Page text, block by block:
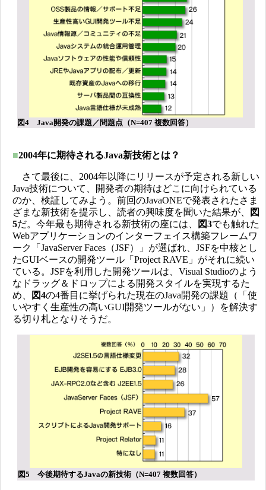
図4 Java開発の課題／問題点（N=407 複数回答）
■2004年に期待されるJava新技術とは？
さて最後に、2004年以降にリリースが予定される新しい
Java技術について、開発者の期待はどこに向けられている
のか、検証してみよう。前回のJavaONEで発表されたさま
ざまな新技術を提示し、読者の興味度を聞いた結果が、
図
5だ。今年最も期待される新技術の座には、 図3でも触れた
Webアプリケーションのインターフェイス構築フレームワ
ーク「JavaServer Faces（JSF）」が選ばれ、JSFを中核とし
たGUIベースの開発ツール「Project RAVE」がそれに続い
ている。JSFを利用した開発ツールは、Visual Studioのよう
なドラッグ＆ドロップによる開発スタイルを実現するた
め、
図4の4番目に挙げられた現在のJava開発の課題（「使
いやすく生産性の高いGUI開発ツールがない」）を解決す
る切り札となりそうだ。
図5 今後期待するJavaの新技術（N=407 複数回答）